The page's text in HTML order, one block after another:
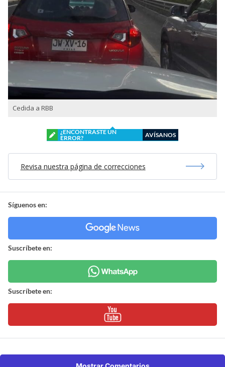
Cedida a RBB
¿ENCONTRASTE UN
ERROR?
AVÍSANOS
Revisa nuestra página de correcciones
Síguenos en:
Suscríbete en:
Suscríbete en: